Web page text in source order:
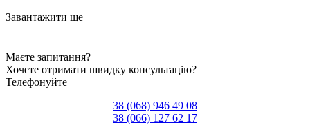
Завантажити ще
Маєте запитання?
Хочете отримати швидку консультацію?
Телефонуйте
38 (068) 946 49 08
38 (066) 127 62 17